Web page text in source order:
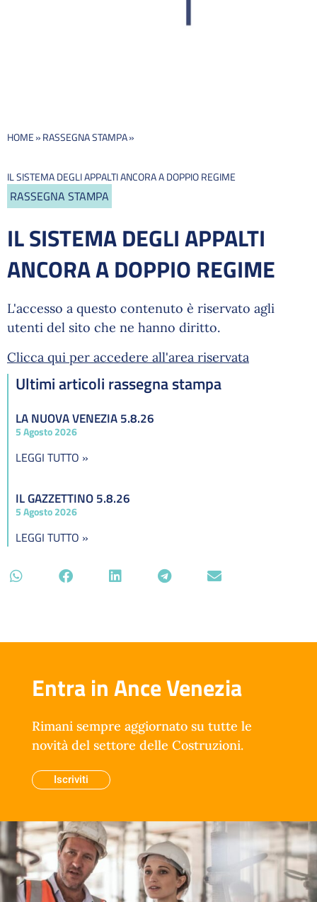
HOME»RASSEGNA STAMPA»
IL SISTEMA DEGLI APPALTI ANCORA A DOPPIO REGIME
RASSEGNA STAMPA
IL SISTEMA DEGLI APPALTI
ANCORA A DOPPIO REGIME
L'accesso a questo contenuto è riservato agli
utenti del sito che ne hanno diritto.
Clicca qui per accedere all'area riservata
Ultimi articoli rassegna stampa
LA NUOVA VENEZIA 5.8.26
5 Agosto 2026
LEGGI TUTTO »
IL GAZZETTINO 5.8.26
5 Agosto 2026
LEGGI TUTTO »
Entra in Ance Venezia
Rimani sempre aggiornato su tutte le
novità del settore delle Costruzioni.
Iscriviti